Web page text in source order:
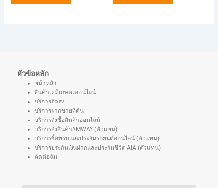
หัวข้อหลัก
หน้าหลัก
สินค้าเคมีเกษตรออนไลน์
บริการจัดส่ง
บริการฝากขายที่ดิน
บริการสั่งซื้อสินค้าออนไลน์
บริการสั่งสินค้าAMWAY (ตัวแทน)
บริการซื้อพรบและประกันรถยนต์ออนไลน์ (ตัวแทน)
บริการประกันเงินฝากและประกันชีวิต AIA (ตัวแทน)
ติดต่อฉัน